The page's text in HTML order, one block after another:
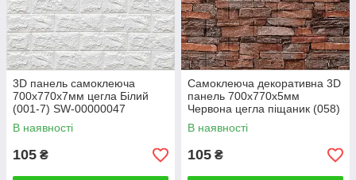
3D панель самоклеюча
700х770х7мм цегла Білий
(001-7) SW-00000047
В наявності
105 ₴
Самоклеюча декоративна 3D
панель 700х770х5мм
Червона цегла піщаник (058)
SW-00000177
В наявності
105 ₴